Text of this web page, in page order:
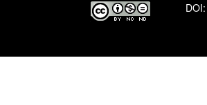
DOI: